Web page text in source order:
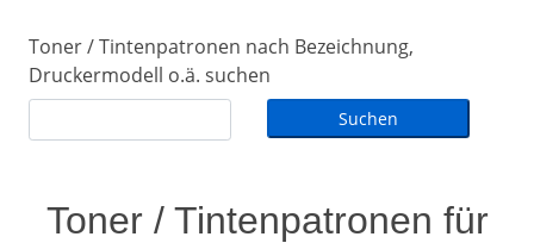
Toner / Tintenpatronen nach Bezeichnung,
Druckermodell o.ä. suchen
Toner / Tintenpatronen für